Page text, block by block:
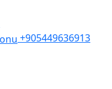
+905449636913